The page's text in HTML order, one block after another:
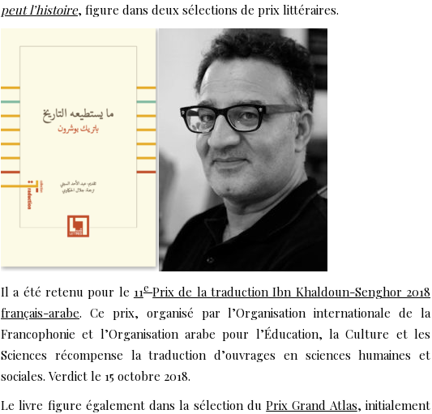
peut l’histoire, figure dans deux sélections de prix littéraires.
Il a été retenu pour le 11ePrix de la traduction Ibn Khaldoun-Senghor 2018
français-arabe. Ce prix, organisé par l’Organisation internationale de la
Francophonie et l’Organisation arabe pour l’Éducation, la Culture et les
Sciences récompense la traduction d’ouvrages en sciences humaines et
sociales. Verdict le 15 octobre 2018.
Le livre figure également dans la sélection duPrix Grand Atlas, initialement